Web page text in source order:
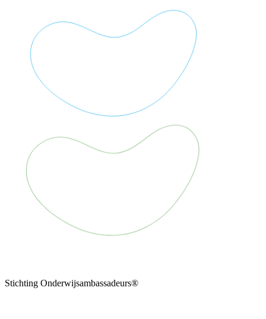
Stichting Onderwijsambassadeurs®